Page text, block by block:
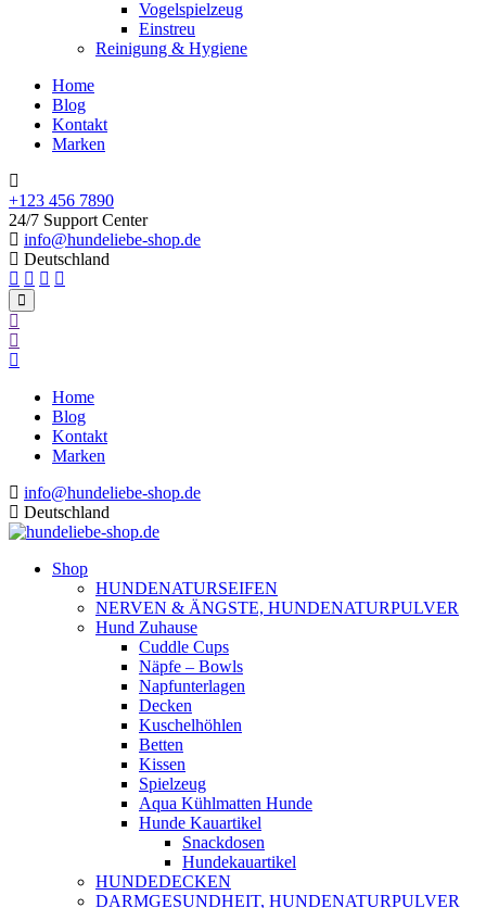
Vogelspielzeug
Einstreu
Reinigung & Hygiene
Home
Blog
Kontakt
Marken
+123 456 7890
24/7 Support Center
info@hundeliebe-shop.de
Deutschland
Home
Blog
Kontakt
Marken
info@hundeliebe-shop.de
Deutschland
Shop
HUNDENATURSEIFEN
NERVEN & ÄNGSTE, HUNDENATURPULVER
Hund Zuhause
Cuddle Cups
Näpfe – Bowls
Napfunterlagen
Decken
Kuschelhöhlen
Betten
Kissen
Spielzeug
Aqua Kühlmatten Hunde
Hunde Kauartikel
Snackdosen
Hundekauartikel
HUNDEDECKEN
DARMGESUNDHEIT, HUNDENATURPULVER